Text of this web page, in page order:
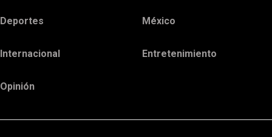
Deportes México
Internacional Entretenimiento
Opinión